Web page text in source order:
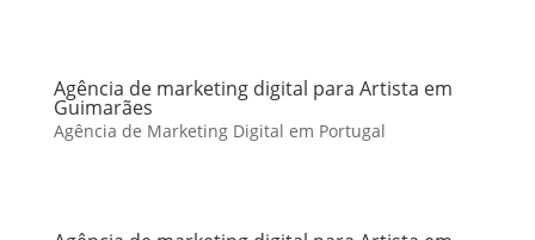
Agência de marketing digital para Artista em
Guimarães
Agência de Marketing Digital em Portugal